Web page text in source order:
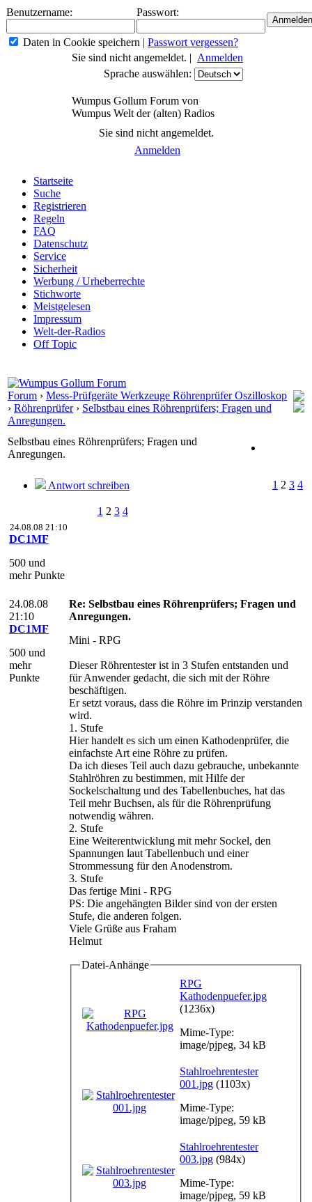
Benutzername: Passwort:
Daten in Cookie speichern | Passwort vergessen?
Sie sind nicht angemeldet. | Anmelden
Sprache auswählen:
Wumpus Gollum Forum von
Wumpus Welt der (alten) Radios
Sie sind nicht angemeldet.
Anmelden
Startseite
Suche
Registrieren
Regeln
FAQ
Datenschutz
Service
Sicherheit
Werbung / Urheberrechte
Stichworte
Meistgelesen
Impressum
Welt-der-Radios
Off Topic
Forum › Mess-Prüfgeräte Werkzeuge Röhrenprüfer Oszilloskop
› Röhrenprüfer› Selbstbau eines Röhrenprüfers; Fragen und
Anregungen.
Selbstbau eines Röhrenprüfers; Fragen und
Anregungen.
Antwort schreiben 1 2 3 4
1 2 3 4
24.08.08 21:10
DC1MF
500 und
mehr Punkte
24.08.08
21:10
DC1MF
500 und
mehr
Punkte
Re: Selbstbau eines Röhrenprüfers; Fragen und
Anregungen.
Mini - RPG
Dieser Röhrentester ist in 3 Stufen entstanden und
für Anwender gedacht, die sich mit der Röhre
beschäftigen.
Er setzt voraus, dass die Röhre im Prinzip verstanden
wird.
1. Stufe
Hier handelt es sich um einen Kathodenprüfer, die
einfachste Art eine Röhre zu prüfen.
Da ich dieses Teil auch dazu gebrauche, unbekannte
Stahlröhren zu bestimmen, mit Hilfe der
Sockelschaltung und des Tabellenbuches, hat das
Teil mehr Buchsen, als für die Röhrenprüfung
notwendig währen.
2. Stufe
Eine Weiterentwicklung mit mehr Sockel, den
Spannungen laut Tabellenbuch und einer
Strommessung für den Anodenstrom.
3. Stufe
Das fertige Mini - RPG
PS: Die angehängten Bilder sind von der ersten
Stufe, die anderen folgen.
Viele Grüße aus Fraham
Helmut
Datei-Anhänge
RPG
Kathodenpuefer.jpg
(1236x)
Mime-Type:
image/pjpeg, 34 kB
Stahlroehrentester
001.jpg (1103x)
Mime-Type:
image/pjpeg, 59 kB
Stahlroehrentester
003.jpg (984x)
Mime-Type:
image/pjpeg, 59 kB